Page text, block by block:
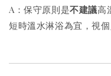
A：保守原則是不建議高
短時溫水淋浴為宜，視個